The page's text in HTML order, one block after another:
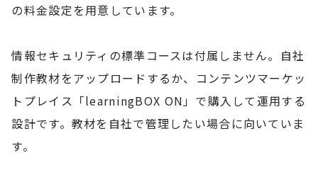
の料金設定を用意しています。
情報セキュリティの標準コースは付属しません。自社
制作教材をアップロードするか、コンテンツマーケッ
トプレイス「learningBOX ON」で購入して運用する
設計です。教材を自社で管理したい場合に向いていま
す。